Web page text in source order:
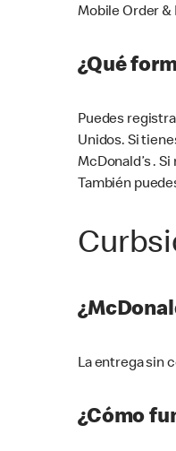
Mobile Order &
¿Qué
Puedes
Unidos. Si
McDonald’s .
También
La entrega sin
¿Cómo